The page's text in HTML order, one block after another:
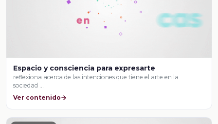
Espacio y consciencia para expresarte
reflexiona acerca de las intenciones que tiene el arte en la
sociedad …
Ver contenido